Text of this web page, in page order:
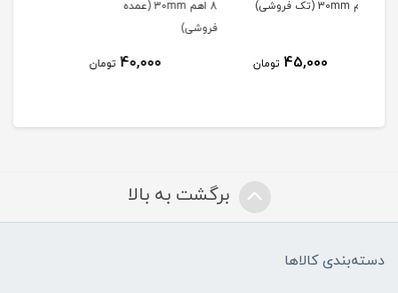
8 اهم 30mm (عمده
40,000
30,000
برگشت به بالا
دسته‌بندی کالاها